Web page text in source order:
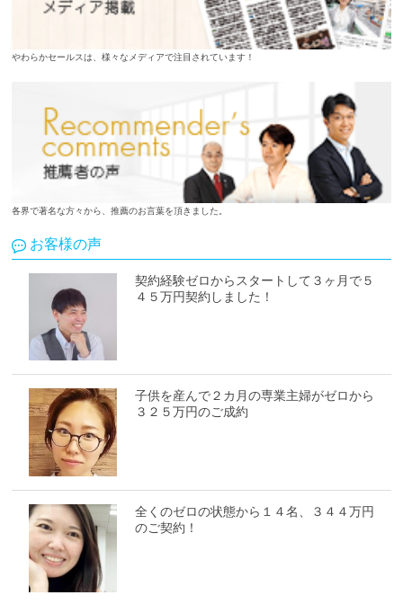
やわらかセールスは、様々なメディアで注目されています！
各界で著名な方々から、推薦のお言葉を頂きました。
お客様の声
契約経験ゼロからスタートして３ヶ月で５
４５万円契約しました！
子供を産んで２カ月の専業主婦がゼロから
３２５万円のご成約
全くのゼロの状態から１４名、３４４万円
のご契約！